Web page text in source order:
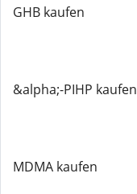
GHB kaufen
&alpha;-PIHP kaufen
MDMA kaufen